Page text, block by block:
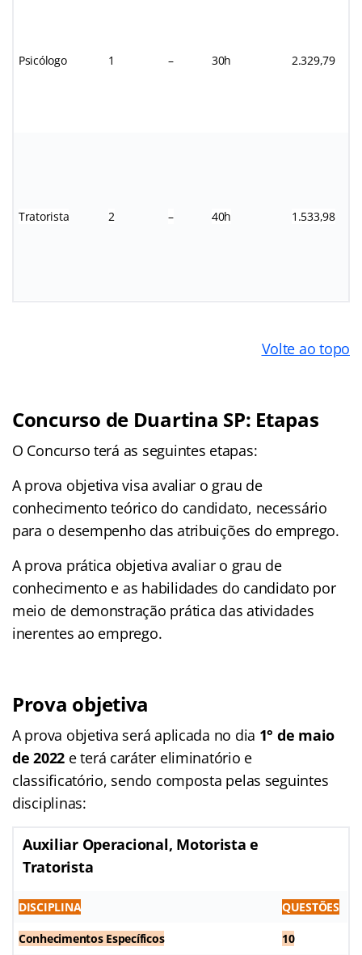
Psicólogo 1 – 30h 2.329,79
Tratorista 2 – 40h 1.533,98
Volte ao topo
Concurso de Duartina SP: Etapas
O Concurso terá as seguintes etapas:
A prova objetiva visa avaliar o grau de
conhecimento teórico do candidato, necessário
para o desempenho das atribuições do emprego.
A prova prática objetiva avaliar o grau de
conhecimento e as habilidades do candidato por
meio de demonstração prática das atividades
inerentes ao emprego.
Prova objetiva
A prova objetiva será aplicada no dia 1° de maio
de 2022 e terá caráter eliminatório e
classificatório, sendo composta pelas seguintes
disciplinas:
Auxiliar Operacional, Motorista e
Tratorista
DISCIPLINA QUESTÕES
Conhecimentos Específicos 10